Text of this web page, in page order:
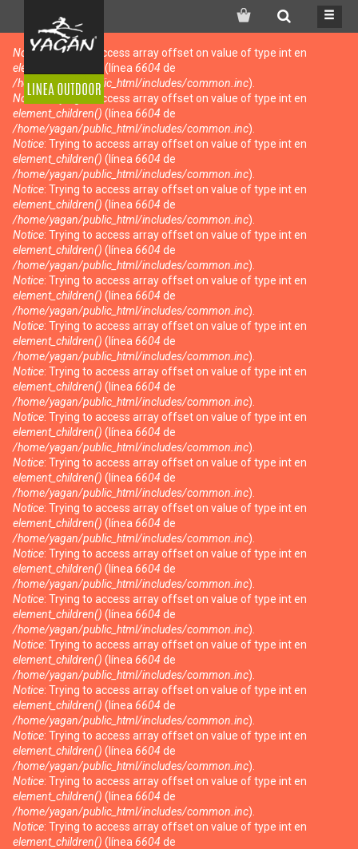
Search
Mensaje de error
Notice : Trying to access array offset on value of type int en
element_children()
(línea 6604 de
/home/yagan/public_html/includes/common.inc).
Notice: Trying to access array offset on value of type int en
element_children() (línea 6604 de
/home/yagan/public_html/includes/common.inc).
Notice: Trying to access array offset on value of type int en
element_children() (línea 6604 de
/home/yagan/public_html/includes/common.inc).
Notice: Trying to access array offset on value of type int en
element_children() (línea 6604 de
/home/yagan/public_html/includes/common.inc).
Notice: Trying to access array offset on value of type int en
element_children() (línea 6604 de
/home/yagan/public_html/includes/common.inc).
Notice: Trying to access array offset on value of type int en
element_children() (línea 6604 de
/home/yagan/public_html/includes/common.inc).
Notice: Trying to access array offset on value of type int en
element_children() (línea 6604 de
/home/yagan/public_html/includes/common.inc).
Notice: Trying to access array offset on value of type int en
element_children() (línea 6604 de
/home/yagan/public_html/includes/common.inc).
Notice: Trying to access array offset on value of type int en
element_children() (línea 6604 de
/home/yagan/public_html/includes/common.inc).
Notice: Trying to access array offset on value of type int en
element_children() (línea 6604 de
/home/yagan/public_html/includes/common.inc).
Notice: Trying to access array offset on value of type int en
element_children() (línea 6604 de
/home/yagan/public_html/includes/common.inc).
Notice: Trying to access array offset on value of type int en
element_children() (línea 6604 de
/home/yagan/public_html/includes/common.inc).
Notice: Trying to access array offset on value of type int en
element_children() (línea 6604 de
/home/yagan/public_html/includes/common.inc).
Notice: Trying to access array offset on value of type int en
element_children() (línea 6604 de
/home/yagan/public_html/includes/common.inc).
Notice: Trying to access array offset on value of type int en
element_children() (línea 6604 de
/home/yagan/public_html/includes/common.inc).
Notice: Trying to access array offset on value of type int en
element_children() (línea 6604 de
/home/yagan/public_html/includes/common.inc).
Notice: Trying to access array offset on value of type int en
element_children() (línea 6604 de
/home/yagan/public_html/includes/common.inc).
Notice: Trying to access array offset on value of type int en
element_children() (línea 6604 de